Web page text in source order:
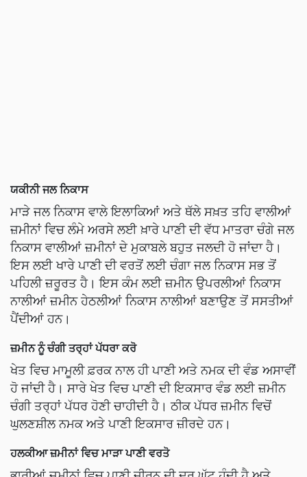
ਯਕੀਨੀ ਜਲ ਨਿਕਾਸ
ਮਾੜੇ ਜਲ ਨਿਕਾਸ ਵਾਲੇ ਇਲਾਕਿਆਂ ਅਤੇ ਥੱਲੇ ਸਖ਼ਤ ਤਹਿ ਵਾਲੀਆਂ
ਜ਼ਮੀਨਾਂ ਵਿਚ ਲੰਮੇ ਅਰਸੇ ਲਈ ਖ਼ਾਰੇ ਪਾਣੀ ਦੀ ਵੱਧ ਮਾਤਰਾ ਚੰਗੇ ਜਲ
ਨਿਕਾਸ ਵਾਲੀਆਂ ਜ਼ਮੀਨਾਂ ਦੇ ਮੁਕਾਬਲੇ ਬਹੁਤ ਜਲਦੀ ਹੋ ਜਾਂਦਾ ਹੈ।
ਇਸ ਲਈ ਖਾਰੇ ਪਾਣੀ ਦੀ ਵਰਤੋਂ ਲਈ ਚੰਗਾ ਜਲ ਨਿਕਾਸ ਸਭ ਤੋਂ
ਪਹਿਲੀ ਜ਼ਰੂਰਤ ਹੈ। ਇਸ ਕੰਮ ਲਈ ਜ਼ਮੀਨ ਉਪਰਲੀਆਂ ਨਿਕਾਸ
ਨਾਲੀਆਂ ਜ਼ਮੀਨ ਹੇਠਲੀਆਂ ਨਿਕਾਸ ਨਾਲੀਆਂ ਬਣਾਉਣ ਤੋਂ ਸਸਤੀਆਂ
ਪੈਂਦੀਆਂ ਹਨ।
ਜ਼ਮੀਨ ਨੂੰ ਚੰਗੀ ਤਰ੍ਹਾਂ ਪੱਧਰਾ ਕਰੋ
ਖੇਤ ਵਿਚ ਮਾਮੂਲੀ ਫ਼ਰਕ ਨਾਲ ਹੀ ਪਾਣੀ ਅਤੇ ਨਮਕ ਦੀ ਵੰਡ ਅਸਾਵੀਂ
ਹੋ ਜਾਂਦੀ ਹੈ। ਸਾਰੇ ਖੇਤ ਵਿਚ ਪਾਣੀ ਦੀ ਇਕਸਾਰ ਵੰਡ ਲਈ ਜ਼ਮੀਨ
ਚੰਗੀ ਤਰ੍ਹਾਂ ਪੱਧਰ ਹੋਣੀ ਚਾਹੀਦੀ ਹੈ। ਠੀਕ ਪੱਧਰ ਜ਼ਮੀਨ ਵਿਚੋਂ
ਘੁਲਣਸ਼ੀਲ ਨਮਕ ਅਤੇ ਪਾਣੀ ਇਕਸਾਰ ਜ਼ੀਰਦੇ ਹਨ।
ਹਲਕੀਆ ਜ਼ਮੀਨਾਂ ਵਿਚ ਮਾੜਾ ਪਾਣੀ ਵਰਤੋ